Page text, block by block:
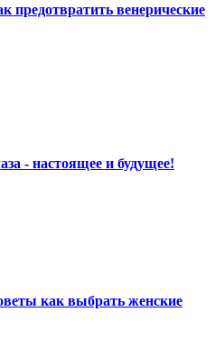
предотвратить венерические
- настоящее и будущее!
как выбрать женские